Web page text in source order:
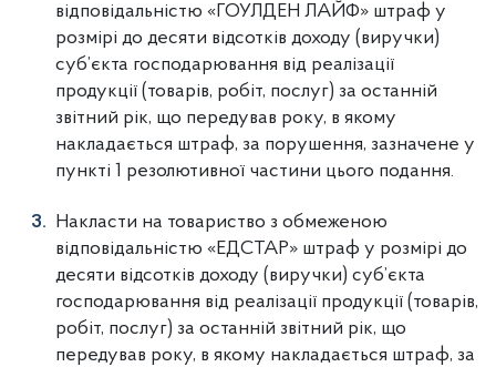
відповідальністю «ГОУЛДЕН ЛАЙФ» штраф у
розмірі до десяти відсотків доходу (виручки)
суб’єкта господарювання від реалізації
продукції (товарів, робіт, послуг) за останній
звітний рік, що передував року, в якому
накладається штраф, за порушення, зазначене у
пункті 1 резолютивної частини цього подання.
Накласти на товариство з обмеженою
відповідальністю «ЕДСТАР» штраф у розмірі до
десяти відсотків доходу (виручки) суб’єкта
господарювання від реалізації продукції (товарів,
робіт, послуг) за останній звітний рік, що
передував року, в якому накладається штраф, за